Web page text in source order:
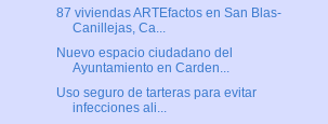
87 viviendas ARTEfactos en San Blas-
Canillejas, Ca...
Nuevo espacio ciudadano del
Ayuntamiento en Carden...
Uso seguro de tarteras para evitar
infecciones ali...